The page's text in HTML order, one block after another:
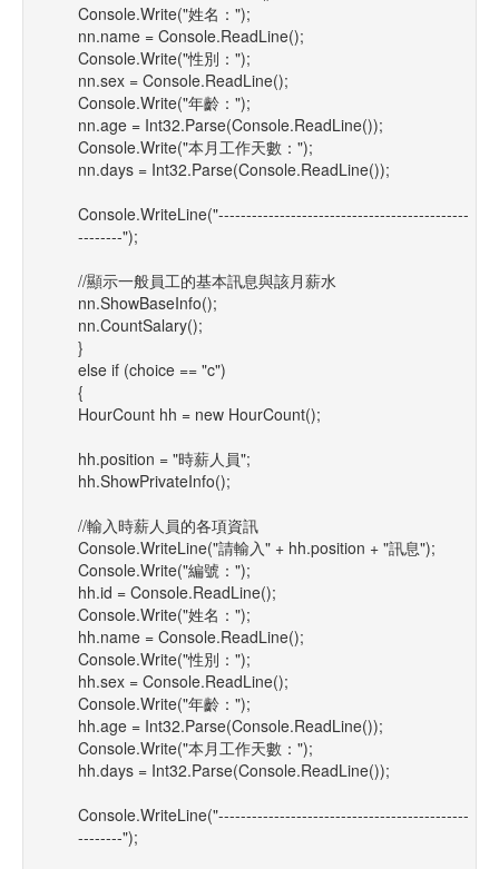
Console.Write("姓名：");
nn.name = Console.ReadLine();
Console.Write("性別：");
nn.sex = Console.ReadLine();
Console.Write("年齡：");
nn.age = Int32.Parse(Console.ReadLine());
Console.Write("本月工作天數：");
nn.days = Int32.Parse(Console.ReadLine());
Console.WriteLine("---------------------------------------------
--------");
//顯示一般員工的基本訊息與該月薪水
nn.ShowBaseInfo();
nn.CountSalary();
}
else if (choice == "c")
{
HourCount hh = new HourCount();
hh.position = "時薪人員";
hh.ShowPrivateInfo();
//輸入時薪人員的各項資訊
Console.WriteLine("請輸入" + hh.position + "訊息");
Console.Write("編號：");
hh.id = Console.ReadLine();
Console.Write("姓名：");
hh.name = Console.ReadLine();
Console.Write("性別：");
hh.sex = Console.ReadLine();
Console.Write("年齡：");
hh.age = Int32.Parse(Console.ReadLine());
Console.Write("本月工作天數：");
hh.days = Int32.Parse(Console.ReadLine());
Console.WriteLine("---------------------------------------------
--------");